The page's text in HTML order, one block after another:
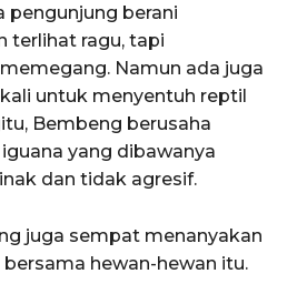
pengunjung berani
terlihat ragu, tapi
Namun ada juga
untuk menyentuh reptil
Bembeng berusaha
yang dibawanya
dan tidak agresif.
juga sempat menanyakan
hewan-hewan itu.